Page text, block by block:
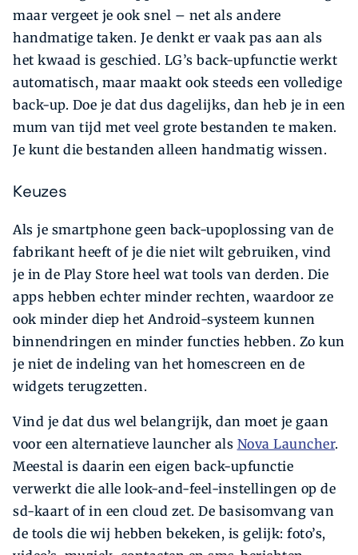
maar vergeet je ook snel – net als andere
handmatige taken. Je denkt er vaak pas aan als
het kwaad is geschied. LG’s back-upfunctie werkt
automatisch, maar maakt ook steeds een volledige
back-up. Doe je dat dus dagelijks, dan heb je in een
mum van tijd met veel grote bestanden te maken.
Je kunt die bestanden alleen handmatig wissen.
Keuzes
Als je smartphone geen back-upoplossing van de
fabrikant heeft of je die niet wilt gebruiken, vind
je in de Play Store heel wat tools van derden. Die
apps hebben echter minder rechten, waardoor ze
ook minder diep het Android-systeem kunnen
binnendringen en minder functies hebben. Zo kun
je niet de indeling van het homescreen en de
widgets terugzetten.
Vind je dat dus wel belangrijk, dan moet je gaan
voor een alternatieve launcher als Nova Launcher.
Meestal is daarin een eigen back-upfunctie
verwerkt die alle look-and-feel-instellingen op de
sd-kaart of in een cloud zet. De basisomvang van
de tools die wij hebben bekeken, is gelijk: foto’s,